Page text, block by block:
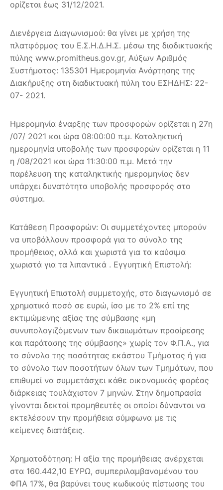
ορίζεται έως 31/12/2021.
Διενέργεια Διαγωνισμού: θα γίνει με χρήση της
πλατφόρμας του Ε.Σ.Η.Δ.Η.Σ. μέσω της διαδικτυακής
πύλης www.promitheus.gov.gr, Αύξων Αριθμός
Συστήματος: 135301 Ημερομηνία Ανάρτησης της
Διακήρυξης στη διαδικτυακή πύλη του ΕΣΗΔΗΣ: 22-
07- 2021.
Ημερομηνία έναρξης των προσφορών ορίζεται η 27η
/07/ 2021 και ώρα 08:00:00 π.μ. Καταληκτική
ημερομηνία υποβολής των προσφορών ορίζεται η 11
η /08/2021 και ώρα 11:30:00 π.μ. Μετά την
παρέλευση της καταληκτικής ημερομηνίας δεν
υπάρχει δυνατότητα υποβολής προσφοράς στο
σύστημα.
Κατάθεση Προσφορών: Οι συμμετέχοντες μπορούν
να υποβάλλουν προσφορά για το σύνολο της
προμήθειας, αλλά και χωριστά για τα καύσιμα
χωριστά για τα λιπαντικά . Εγγυητική Επιστολή:
Εγγυητική Επιστολή συμμετοχής, στο διαγωνισμό σε
χρηματικό ποσό σε ευρώ, ίσο με το 2% επί της
εκτιμώμενης αξίας της σύμβασης «μη
συνυπολογιζόμενων των δικαιωμάτων προαίρεσης
και παράτασης της σύμβασης» χωρίς τον Φ.Π.Α., για
το σύνολο της ποσότητας εκάστου Τμήματος ή για
το σύνολο των ποσοτήτων όλων των Τμημάτων, που
επιθυμεί να συμμετάσχει κάθε οικονομικός φορέας
διάρκειας τουλάχιστον 7 μηνών. Στην δημοπρασία
γίνονται δεκτοί προμηθευτές οι οποίοι δύνανται να
εκτελέσουν την προμήθεια σύμφωνα με τις
κείμενες διατάξεις.
Χρηματοδότηση: Η αξία της προμήθειας ανέρχεται
στα 160.442,10 ΕΥΡΩ, συμπεριλαμβανομένου του
ΦΠΑ 17%, θα βαρύνει τους κωδικούς πίστωσης του